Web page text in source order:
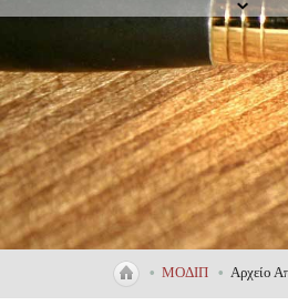
• ΜΟΔΙΠ • Αρχείο